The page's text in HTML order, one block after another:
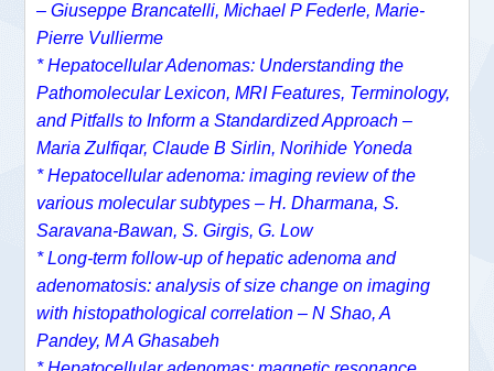
– Giuseppe Brancatelli, Michael P Federle, Marie-
Pierre Vullierme
* Hepatocellular Adenomas: Understanding the
Pathomolecular Lexicon, MRI Features, Terminology,
and Pitfalls to Inform a Standardized Approach –
Maria Zulfiqar, Claude B Sirlin, Norihide Yoneda
* Hepatocellular adenoma: imaging review of the
various molecular subtypes – H. Dharmana, S.
Saravana-Bawan, S. Girgis, G. Low
* Long-term follow-up of hepatic adenoma and
adenomatosis: analysis of size change on imaging
with histopathological correlation – N Shao, A
Pandey, M A Ghasabeh